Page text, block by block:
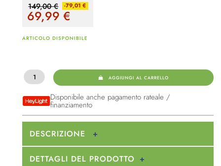
149,00 € -79,01 €
69,99€
ARTICOLO DISPONIBILE
AGGIUNGI AL CARRELLO
Disponibile anche pagamento rateale /
finanziamento
DESCRIZIONE
DETTAGLI DEL PRODOTTO